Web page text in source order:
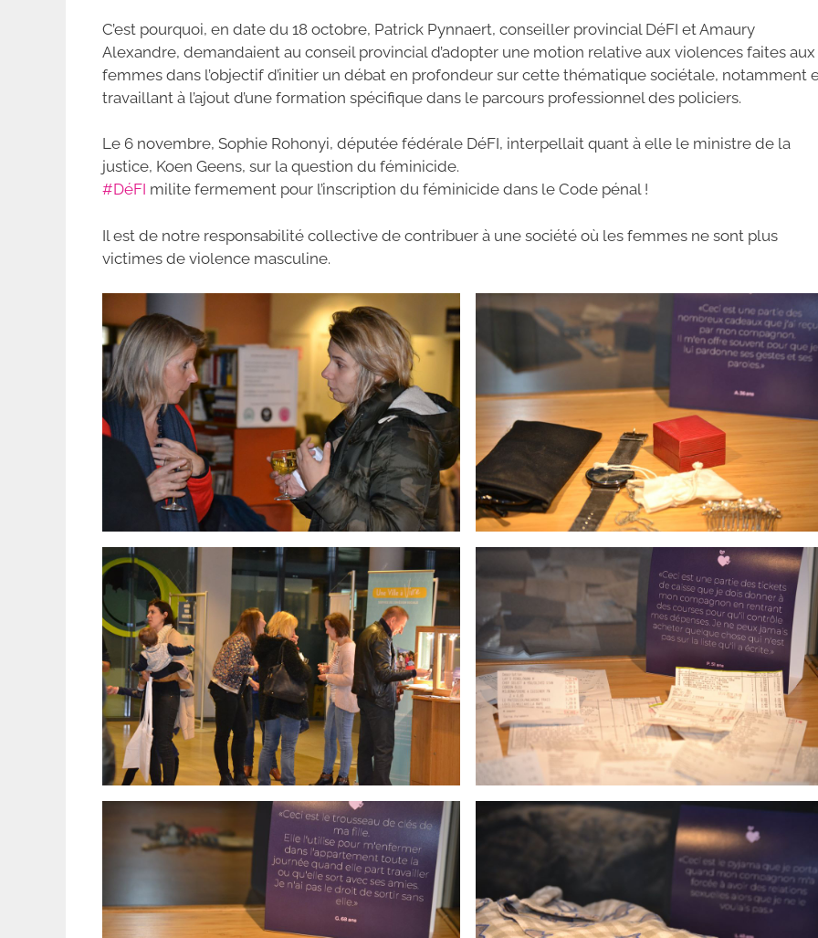
C’est pourquoi, en date du 18 octobre, Patrick Pynnaert, conseiller provincial DéFI et Amaury
Alexandre, demandaient au conseil provincial d’adopter une motion relative aux violences faites aux
femmes dans l’objectif d’initier un débat en profondeur sur cette thématique sociétale, notamment
travaillant à l’ajout d’une formation spécifique dans le parcours professionnel des policiers.
Le 6 novembre, Sophie Rohonyi, députée fédérale DéFI, interpellait quant à elle le ministre de la
justice, Koen Geens, sur la question du féminicide.
#DéFI milite fermement pour l’inscription du féminicide dans le Code pénal !
Il est de notre responsabilité collective de contribuer à une société où les femmes ne sont plus
victimes de violence masculine.